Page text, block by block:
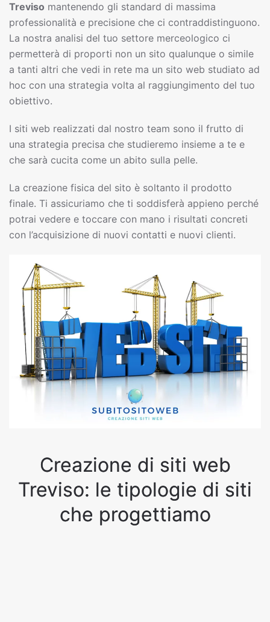
Treviso mantenendo gli standard di massima
professionalità e precisione che ci contraddistinguono.
La nostra analisi del tuo settore merceologico ci
permetterà di proporti non un sito qualunque o simile
a tanti altri che vedi in rete ma un sito web studiato ad
hoc con una strategia volta al raggiungimento del tuo
obiettivo.
I siti web realizzati dal nostro team sono il frutto di
una strategia precisa che studieremo insieme a te e
che sarà cucita come un abito sulla pelle.
La creazione fisica del sito è soltanto il prodotto
finale. Ti assicuriamo che ti soddisferà appieno perché
potrai vedere e toccare con mano i risultati concreti
con l’acquisizione di nuovi contatti e nuovi clienti.
Creazione di siti web
Treviso: le tipologie di siti
che progettiamo